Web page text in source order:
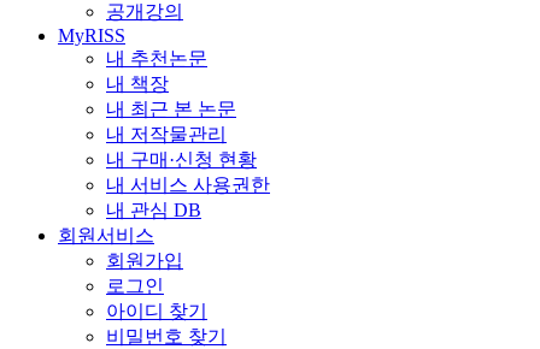
공개강의
MyRISS
내 추천논문
내 책장
내 최근 본 논문
내 저작물관리
내 구매·신청 현황
내 서비스 사용권한
내 관심 DB
회원서비스
회원가입
로그인
아이디 찾기
비밀번호 찾기